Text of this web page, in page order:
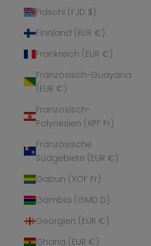
Fidschi (FJD $)
Finnland (EUR €)
Frankreich (EUR €)
Französisch-Guayana
(EUR €)
Französisch-
Polynesien (XPF Fr)
Französische
Südgebiete (EUR €)
Gabun (XOF Fr)
Gambia (GMD D)
Georgien (EUR €)
Ghana (EUR €)